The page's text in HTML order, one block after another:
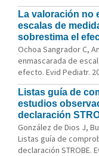
La valoración no
escalas de
sobrestima el
Ochoa Sangrador C,
enmascarada de
efecto. Evid Pediatr.
Listas guía de
estudios
declaración
González de Dios J,
Listas guía de
declaración STROBE.